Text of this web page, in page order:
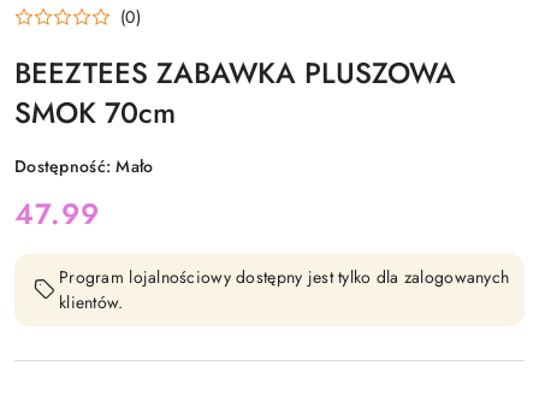
(0)
BEEZTEES ZABAWKA PLUSZOWA
SMOK 70cm
Dostępność:Mało
cena:
47.99
Program lojalnościowy dostępny jest tylko dla zalogowanych
klientów.